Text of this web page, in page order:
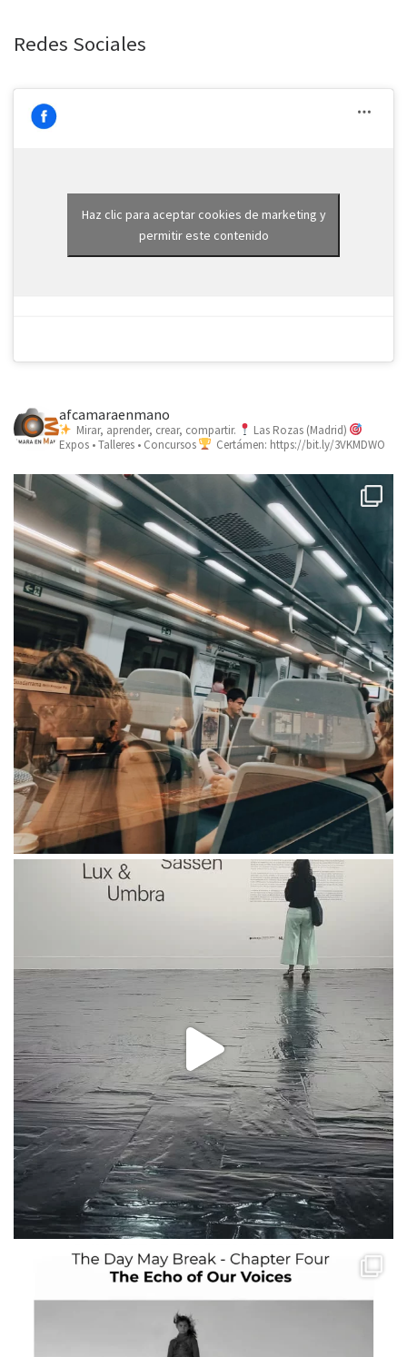
Redes Sociales
Haz clic para aceptar cookies de marketing y
permitir este contenido
afcamaraenmano
Mirar, aprender, crear, compartir.
Las Rozas (Madrid)
Expos • Talleres • Concursos
Certámen: https://bit.ly/3VKMDWO